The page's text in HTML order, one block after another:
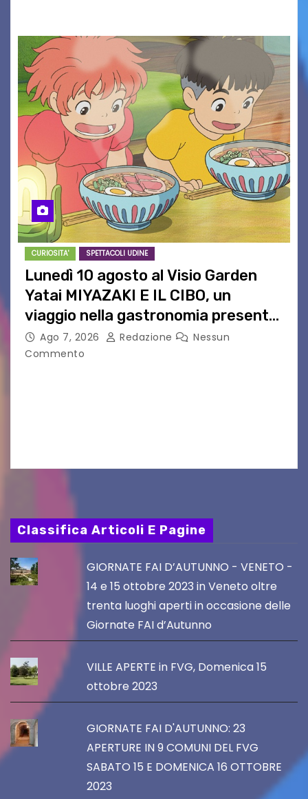
CURIOSITA' SPETTACOLI UDINE
Lunedì 10 agosto al Visio Garden
Yatai MIYAZAKI E IL CIBO, un
viaggio nella gastronomia presente
nei film di Hayao Miyazaki!
Ago 7, 2026 Redazione
Nessun
Commento
Classifica Articoli E Pagine
GIORNATE FAI D’AUTUNNO - VENETO -
14 e 15 ottobre 2023 in Veneto oltre
trenta luoghi aperti in occasione delle
Giornate FAI d’Autunno
VILLE APERTE in FVG, Domenica 15
ottobre 2023
GIORNATE FAI D'AUTUNNO: 23
APERTURE IN 9 COMUNI DEL FVG
SABATO 15 E DOMENICA 16 OTTOBRE
2023